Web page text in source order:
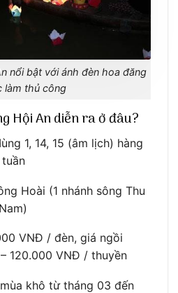
nổi bật với ánh đèn hoa đăng
làm thủ công
Hội An diễn ra ở đâu?
1, 14, 15 (âm lịch) hàng
Hoài (1 nhánh sông Thu
VNĐ / đèn, giá ngồi
120.000 VNĐ / thuyền
khô từ tháng 03 đến